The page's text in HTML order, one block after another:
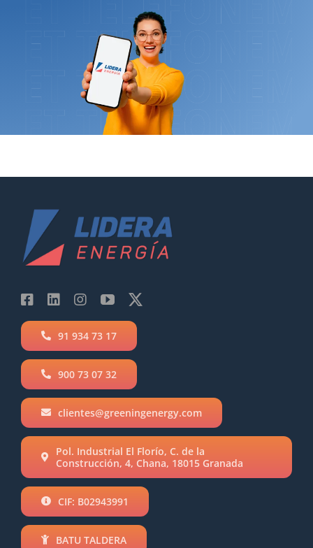
91 934 73 17
900 73 07 32
clientes@greeningenergy.com
Pol. Industrial El Florío, C. de la
Construcción, 4, Chana, 18015 Granada
CIF: B02943991
BATU TALDERA